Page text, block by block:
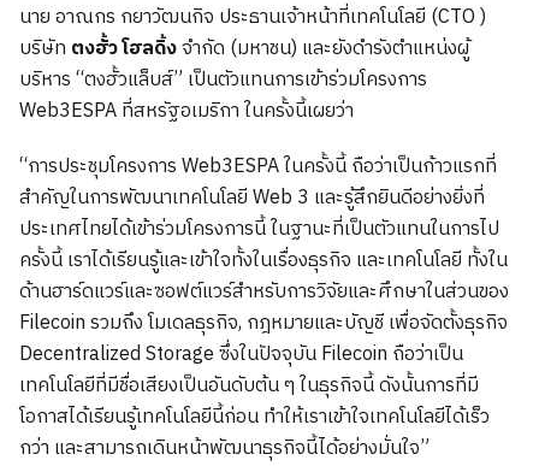
นาย อาณกร กยาวัฒนกิจ ประธานเจ้าหน้าที่เทคโนโลยี (CTO )
บริษัท ตงฮั้ว โฮลดิ้งจำกัด (มหาชน) และยังดำรังตำแหน่งผู้
บริหาร “ตงฮั้วแล็บส์” เป็นตัวแทนการเข้าร่วมโครงการ
Web3ESPA ที่สหรัฐอเมริกา ในครั้งนี้เผยว่า
“การประชุมโครงการ Web3ESPA ในครั้งนี้ ถือว่าเป็นก้าวแรกที่
สำคัญในการพัฒนาเทคโนโลยี Web 3 และรู้สึกยินดีอย่างยิ่งที่
ประเทศไทยได้เข้าร่วมโครงการนี้ ในฐานะที่เป็นตัวแทนในการไป
ครั้งนี้ เราได้เรียนรู้และเข้าใจทั้งในเรื่องธุรกิจ และเทคโนโลยี ทั้งใน
ด้านฮาร์ดแวร์และซอฟต์แวร์สำหรับการวิจัยและศึกษาในส่วนของ
Filecoin รวมถึง โมเดลธุรกิจ, กฎหมายและบัญชี เพื่อจัดตั้งธุรกิจ
Decentralized Storage ซึ่งในปัจจุบัน Filecoin ถือว่าเป็น
เทคโนโลยีที่มีชื่อเสียงเป็นอันดับต้น ๆ ในธุรกิจนี้ ดังนั้นการที่มี
โอกาสได้เรียนรู้เทคโนโลยีนี้ก่อน ทำให้เราเข้าใจเทคโนโลยีได้เร็ว
กว่า และสามารถเดินหน้าพัฒนาธุรกิจนี้ได้อย่างมั่นใจ”